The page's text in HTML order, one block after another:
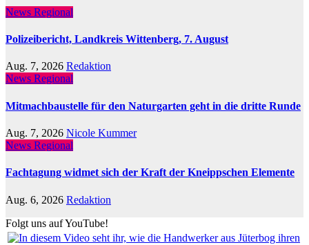
News Regional
Polizeibericht, Landkreis Wittenberg, 7. August
Aug. 7, 2026 Redaktion
News Regional
Mitmachbaustelle für den Naturgarten geht in die dritte Runde
Aug. 7, 2026 Nicole Kummer
News Regional
Fachtagung widmet sich der Kraft der Kneippschen Elemente
Aug. 6, 2026 Redaktion
Folgt uns auf YouTube!